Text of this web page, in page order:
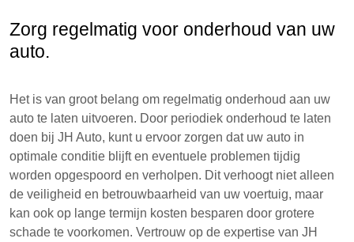
Zorg regelmatig voor onderhoud van uw
auto.
Het is van groot belang om regelmatig onderhoud aan uw
auto te laten uitvoeren. Door periodiek onderhoud te laten
doen bij JH Auto, kunt u ervoor zorgen dat uw auto in
optimale conditie blijft en eventuele problemen tijdig
worden opgespoord en verholpen. Dit verhoogt niet alleen
de veiligheid en betrouwbaarheid van uw voertuig, maar
kan ook op lange termijn kosten besparen door grotere
schade te voorkomen. Vertrouw op de expertise van JH